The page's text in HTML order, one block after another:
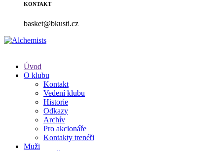
KONTAKT
basket@bkusti.cz
Úvod
O klubu
Kontakt
Vedení klubu
Historie
Odkazy
Archív
Pro akcionáře
Kontakty trenéři
Muži